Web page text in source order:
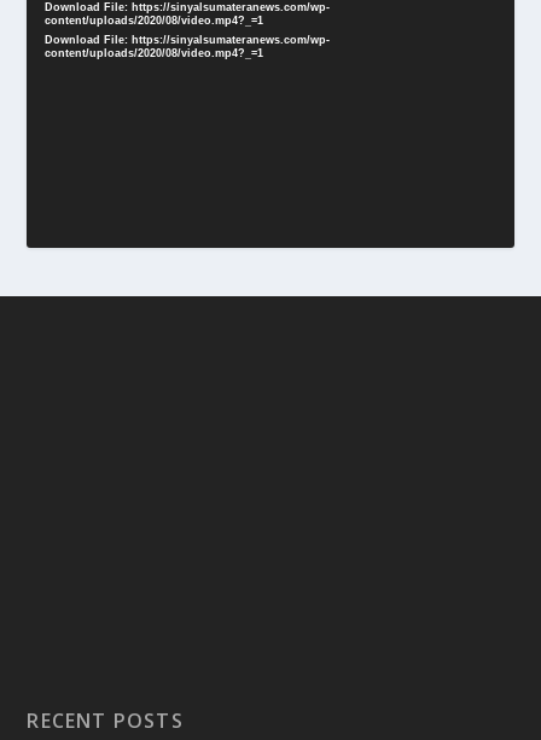
Player
Download File: https://sinyalsumateranews.com/wp-
content/uploads/2020/08/video.mp4?_=1
Download File: https://sinyalsumateranews.com/wp-
content/uploads/2020/08/video.mp4?_=1
RECENT POSTS